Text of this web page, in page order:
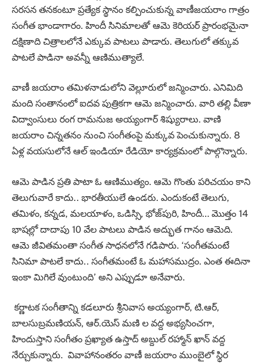
సరసన తనకంటూ ప్రత్యేక స్థానం కల్పించుకున్న వాణీజయరాం గాత్రం
సంగీత భాండాగారం. హిందీ సినిమాలతో ఆమె కెరియర్‌ ప్రారంభమైనా
దక్షిణాది చిత్రాలలోనే ఎక్కువ పాటలు పాడారు. తెలుగులో తక్కువ
పాటలే పాడినా అవన్నీ ఆణిముత్యాలే.
వాణీ జయరాం తమిళనాడులోని వెల్లూరులో జన్మించారు. ఎనిమిది
మంది సంతానంలో ఐదవ పుత్రికగా ఆమె జన్మించారు. వారి తల్లి వీణా
విద్వాంసులు రంగ రామనుజ అయ్యంగార్ శిష్యురాలు. వాణి
జయరాం చిన్నతనం నుంచి సంగీతంపై మక్కువ పెంచుకున్నారు. 8
ఏళ్ల వయసులోనే ఆల్ ఇండియా రేడియో కార్యక్రమంలో పాల్గొన్నారు.
ఆమె పాడిన ప్రతి పాటా ఓ ఆణిముత్యం. ఆమె గొంతు పరిచయం కాని
తెలుగువారే కాదు.. భారతీయులే ఉండరు. ఎందుకంటే తెలుగు,
తమిళం, కన్నడ, మలయాళం, ఒడిస్సి, భోజ్‌పురి, హిందీ… మొత్తం 14
భాషల్లో దాదాపు 10 వేల పాటలు పాడిన అద్భుత గానం ఆమెది.
ఆమె జీవితమంతా సంగీత సాధనలోనే గడిపారు. ‘సంగీతమంటే
సినిమా పాటలే కాదు.. సంగీతమంటే ఓ మహాసముద్రం. ఎంత ఈదినా
ఇంకా మిగిలే వుంటుంది’ అని ఎప్పుడూ అనేవారు.
కర్ణాటక సంగీతాన్ని కడలూరు శ్రీనివాస అయ్యంగార్, టి.ఆర్,
బాలసుబ్రమణియన్, ఆర్.యెస్ మణి ల వద్ద అభ్యసించగా,
హిందుస్తాని సంగీతం ప్రఖ్యాత ఉస్తాద్ అబ్దుల్ రహ్మాన్ ఖాన్ వద్ద
నేర్చుకున్నారు. వివాహానంతరం వాణీ జయరాం ముంబైలో స్థిర